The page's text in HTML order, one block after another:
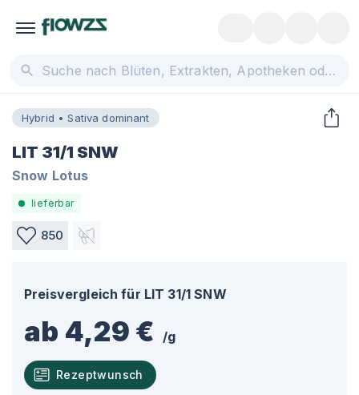
Hybrid • Sativa dominant
LIT 31/1 SNW
Snow Lotus
lieferbar
850
Preisvergleich für LIT 31/1 SNW
ab 4,29 € /g
Rezeptwunsch